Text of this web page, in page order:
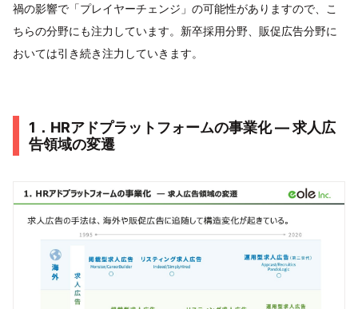
禍の影響で「プレイヤーチェンジ」の可能性がありますので、こ
ちらの分野にも注力しています。新卒採用分野、販促広告分野に
おいては引き続き注力していきます。
1．HRアドプラットフォームの事業化 ― 求人広
告領域の変遷